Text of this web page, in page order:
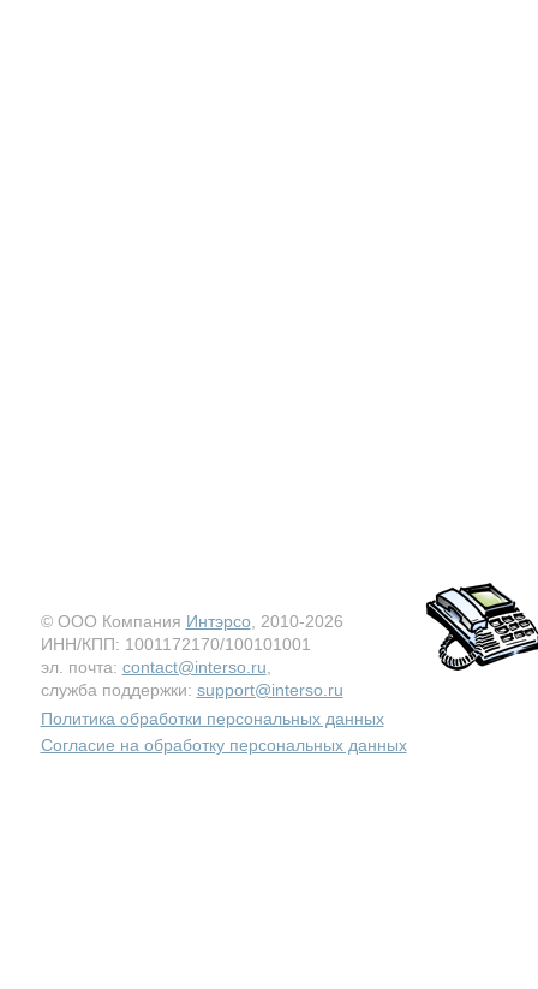
© ООО Компания Интэрсо , 2010-2026
ИНН/КПП: 1001172170/100101001
эл. почта: contact@interso.ru
служба поддержки: support@interso.ru
Политика обработки персональных данных
Согласие на обработку персональных данных